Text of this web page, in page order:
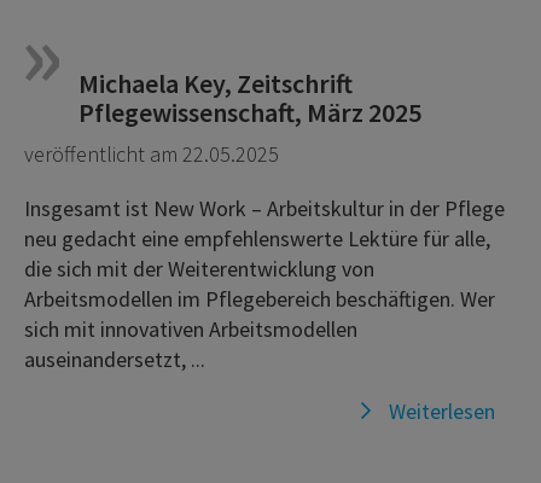
Michaela Key, Zeitschrift
Pflegewissenschaft, März 2025
veröffentlicht am 22.05.2025
Insgesamt ist New Work – Arbeitskultur in der Pflege
neu gedacht eine empfehlenswerte Lektüre für alle,
die sich mit der Weiterentwicklung von
Arbeitsmodellen im Pflegebereich beschäftigen. Wer
sich mit innovativen Arbeitsmodellen
auseinandersetzt, ...
Weiterlesen